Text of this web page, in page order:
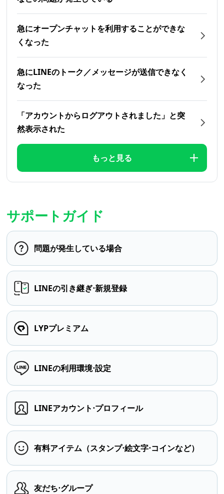
急にオープンチャットを利用することができな
くなった
急にLINEのトーク／メッセージが送信できなく
なった
「アカウントからログアウトされました」と突
然表示された
もっと見る
サポートガイド
問題が発生している場合
LINEの引き継ぎ⋅新規登録
LYPプレミアム
LINEの利用環境⋅設定
LINEアカウント⋅プロフィール
有料アイテム（スタンプ⋅絵文字⋅コインなど）
友だち⋅グループ